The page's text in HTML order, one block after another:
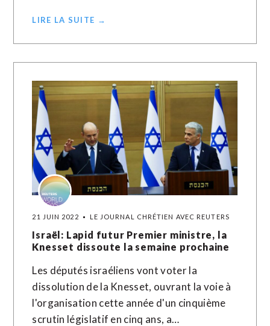
LIRE LA SUITE →
21 JUIN 2022 LE JOURNAL CHRÉTIEN AVEC REUTERS
Israël: Lapid futur Premier ministre, la
Knesset dissoute la semaine prochaine
Les députés israéliens vont voter la
dissolution de la Knesset, ouvrant la voie à
l'organisation cette année d'un cinquième
scrutin législatif en cinq ans, a…